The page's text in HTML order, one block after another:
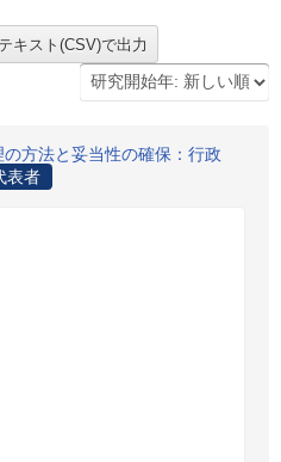
方法と妥当性の確保：行政
表者